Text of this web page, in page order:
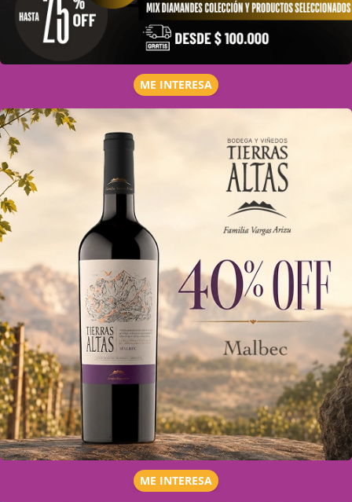
ME INTERESA
ME INTERESA